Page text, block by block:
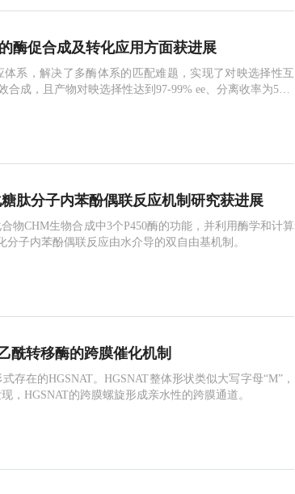
酶促合成及转化应用方面获进展
系，解决了多酶体系的匹配难题，实现了对映选择性互
合成，且产物对映选择性达到97-99% ee、分离收率为52-9
肽分子内苯酚偶联反应机制研究获进展
物CHM生物合成中3个P450酶的功能，并利用酶学和计算
子内苯酚偶联反应由水介导的双自由基机制。
酰转移酶的跨膜催化机制
存在的HGSNAT。HGSNAT整体形状类似大写字母“M”，
，HGSNAT的跨膜螺旋形成亲水性的跨膜通道。